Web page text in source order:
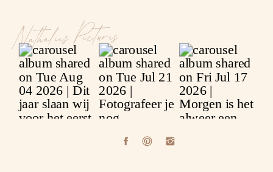
Nathalies Pictures